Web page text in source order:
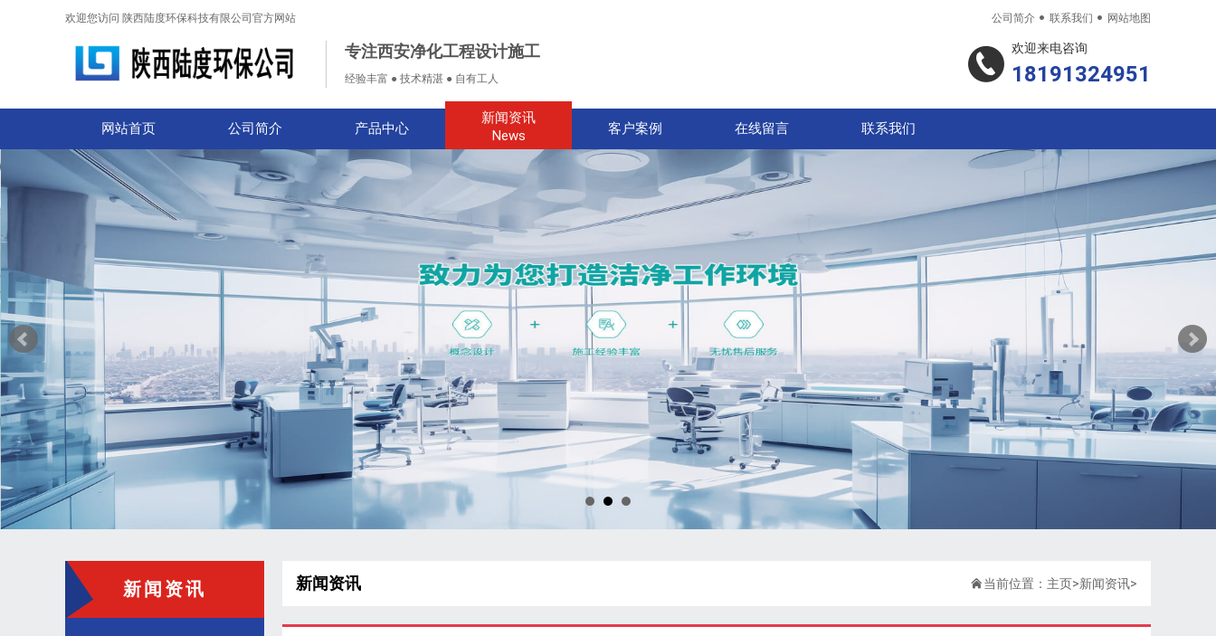
欢迎您访问 陕西陆度环保科技有限公司官方网站 公司简介  联系我们  网站地图
专注西安净化工程设计施工
经验丰富 ● 技术精湛 ● 自有工人
欢迎来电咨询
18191324951
网站首页 公司简介 产品中心
新闻资讯
News
客户案例 在线留言 联系我们
新闻资讯 新闻资讯 当前位置： 主页>新闻资讯>